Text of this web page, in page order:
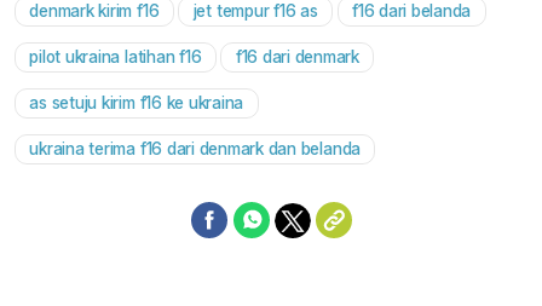
denmark kirim f16 jet tempur f16 as f16 dari belanda
pilot ukraina latihan f16 f16 dari denmark
as setuju kirim f16 ke ukraina
ukraina terima f16 dari denmark dan belanda